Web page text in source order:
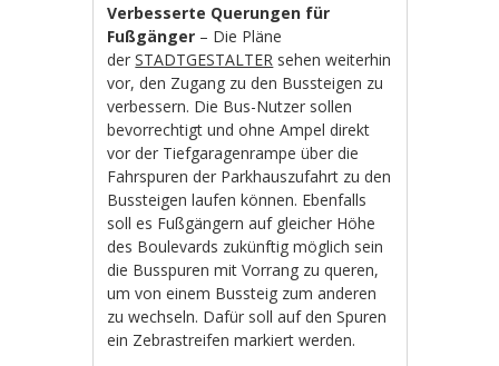
Verbesserte Querungen für
Fußgänger – Die Pläne
derSTADTGESTALTER sehen weiterhin
vor, den Zugang zu den Bussteigen zu
verbessern. Die Bus-Nutzer sollen
bevorrechtigt und ohne Ampel direkt
vor der Tiefgaragenrampe über die
Fahrspuren der Parkhauszufahrt zu den
Bussteigen laufen können. Ebenfalls
soll es Fußgängern auf gleicher Höhe
des Boulevards zukünftig möglich sein
die Busspuren mit Vorrang zu queren,
um von einem Bussteig zum anderen
zu wechseln. Dafür soll auf den Spuren
ein Zebrastreifen markiert werden.